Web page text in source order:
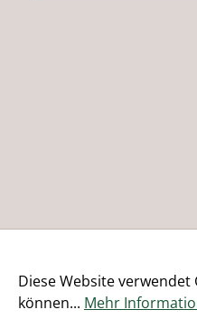
Diese Website
können... Mehr